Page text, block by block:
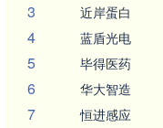
3 近岸蛋白
4 蓝盾光电
5 毕得医药
6 华大智造
7 恒进感应